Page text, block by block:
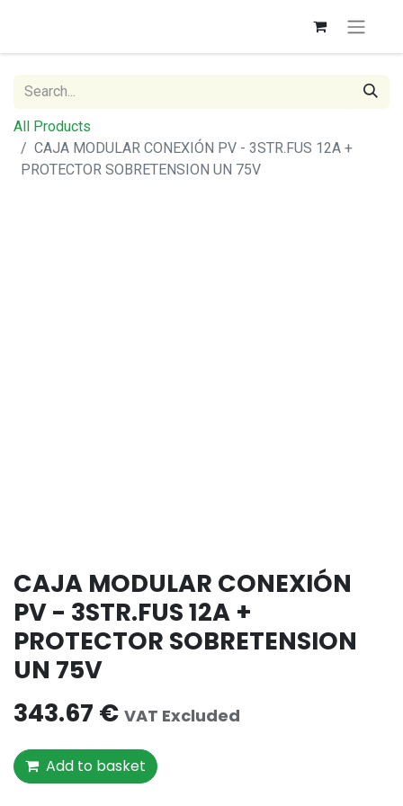
All Products
CAJA MODULAR CONEXIÓN PV - 3STR.FUS 12A +
PROTECTOR SOBRETENSION UN 75V
CAJA MODULAR CONEXIÓN
PV - 3STR.FUS 12A +
PROTECTOR SOBRETENSION
UN 75V
343.67 € VAT Excluded
Add to basket